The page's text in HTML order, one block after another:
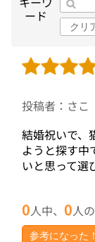
ード
クリ
投稿者：さこ
結婚祝いで、
ようと探す中
いと思って選
0人中、0人
参考になった！